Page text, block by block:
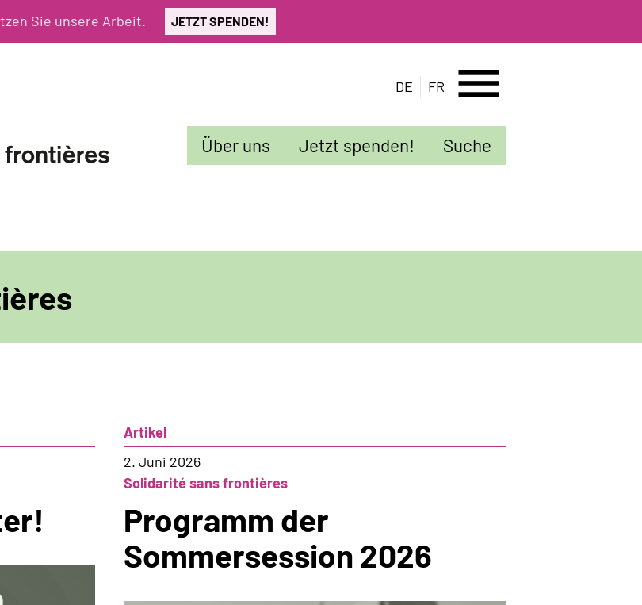
Sie unsere Arbeit. JETZT SPENDEN!
DE FR menu
Sekundarmenü
Über uns Jetzt spenden! Suche
Artikel
2. Juni 2026
Solidarité sans frontières
Programm der
Sommersession 2026